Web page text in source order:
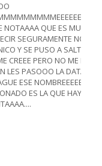
NOTAAAA QUE ES
SEGURAMENTE NO
Y SE PUSO A SALTAR
CREEE PERO NO ME
LES PASOOO LA DATA
ESE NOMBREEEEE EL
ES LA QUE HAY